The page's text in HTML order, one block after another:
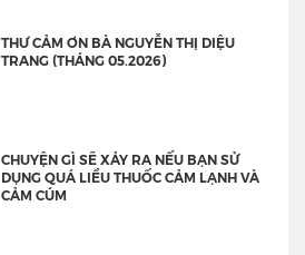
THƯ CẢM ƠN BÀ NGUYỄN THỊ DIỆU
TRANG (THÁNG 05.2026)
CHUYỆN GÌ SẼ XẢY RA NẾU BẠN SỬ
DỤNG QUÁ LIỀU THUỐC CẢM LẠNH VÀ
CẢM CÚM